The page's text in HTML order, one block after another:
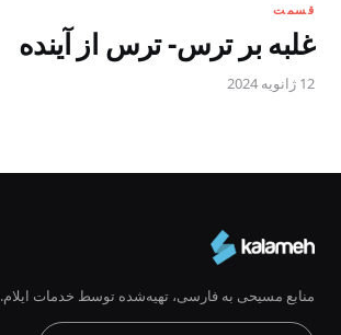
قسمت
غلبه بر ترس- ترس از آینده
12 ژانویه 2024
منابع مسیحی به فارسی، تهیه‌شده توسط خدمات ایلام.